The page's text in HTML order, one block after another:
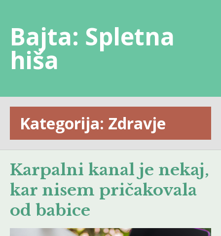
content
Bajta: Spletna
hiša
Kategorija: Zdravje
Karpalni kanal je nekaj,
kar nisem pričakovala
od babice